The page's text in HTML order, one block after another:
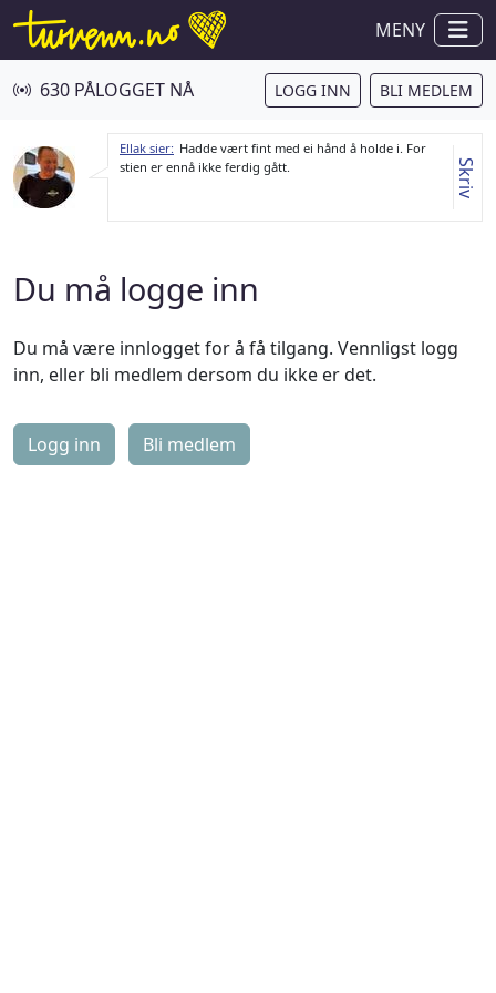
MENY
630 PÅLOGGET NÅ LOGG INN BLI MEDLEM
Ellak sier: Hadde vært fint med ei hånd å holde i. For
stien er ennå ikke ferdig gått.
Skriv
Du må logge inn
Du må være innlogget for å få tilgang. Vennligst logg
inn, eller bli medlem dersom du ikke er det.
Logg inn